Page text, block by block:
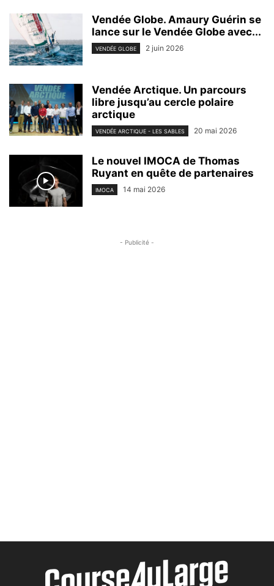
Vendée Globe. Amaury Guérin se
lance sur le Vendée Globe avec...
VENDÉE GLOBE 2 juin 2026
Vendée Arctique. Un parcours
libre jusqu’au cercle polaire
arctique
VENDÉE ARCTIQUE - LES SABLES 20 mai 2026
Le nouvel IMOCA de Thomas
Ruyant en quête de partenaires
IMOCA 14 mai 2026
- Publicité -